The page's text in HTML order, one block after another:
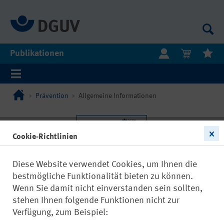
Publikationen
Prävention Allgemeine Informationen
Cookie-Richtlinien
Diese Website verwendet Cookies, um Ihnen die
bestmögliche Funktionalität bieten zu können.
Wenn Sie damit nicht einverstanden sein sollten,
stehen Ihnen folgende Funktionen nicht zur
Verfügung, zum Beispiel: